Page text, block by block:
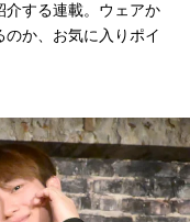
介する連載。ウェアか
か、お気に入りポイ